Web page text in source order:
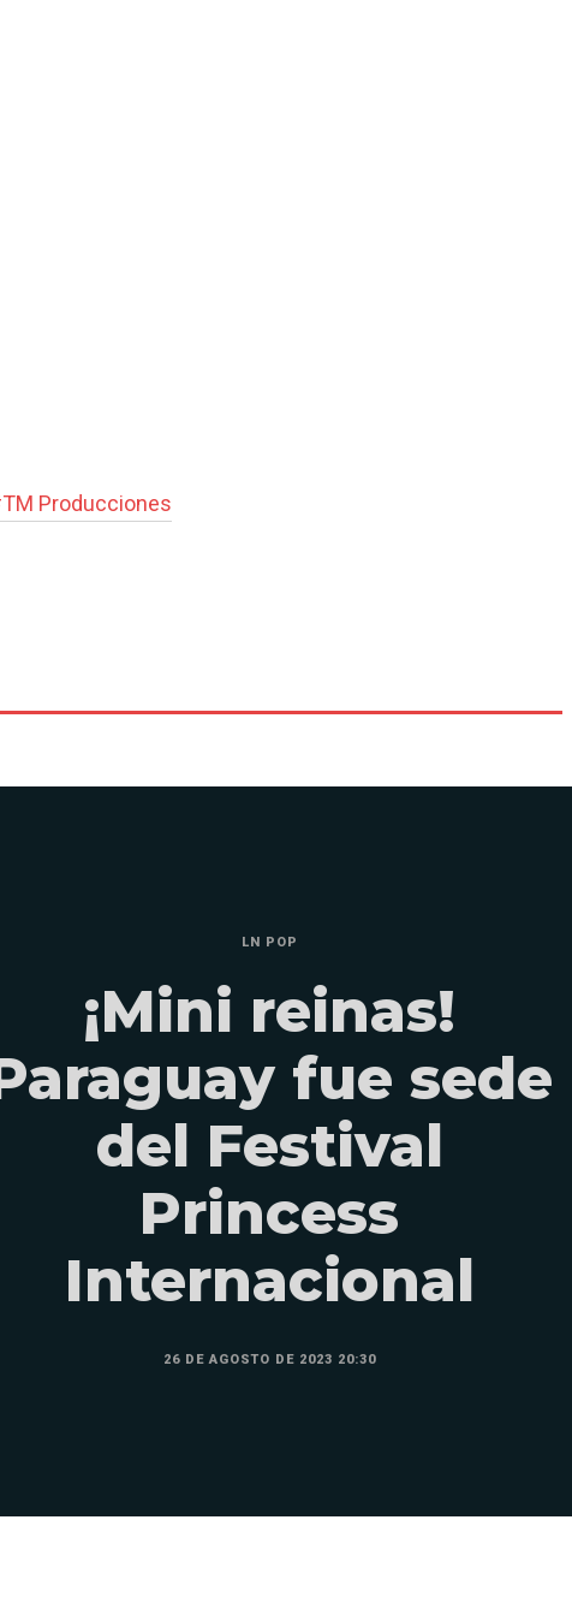
TM Producciones
LN POP
¡Mini reinas!
fue sede
del Festival
Princess
Internacional
26 DE AGOSTO DE 2023 20:30